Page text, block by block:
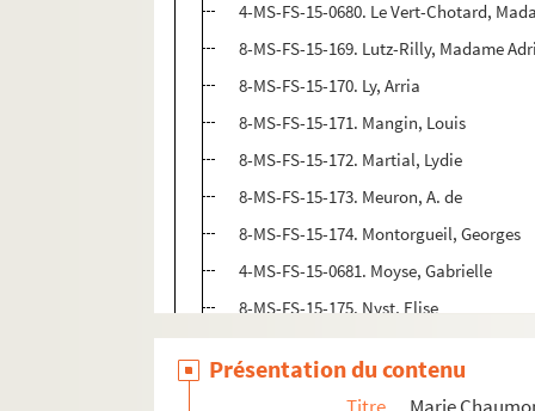
4-MS-FS-15-0680. Le Vert-Chotard,
8-MS-FS-15-169. Lutz-Rilly, Madame
8-MS-FS-15-170. Ly, Arria
8-MS-FS-15-171. Mangin, Louis
8-MS-FS-15-172. Martial, Lydie
8-MS-FS-15-173. Meuron, A. de
8-MS-FS-15-174. Montorgueil, Georges
4-MS-FS-15-0681. Moyse, Gabrielle
8-MS-FS-15-175. Nyst, Elise
8-MS-FS-15-176. Oddo-Deflou, Jeanne
8-MS-FS-15-177. Pennetier, Léontine
Présentation du contenu